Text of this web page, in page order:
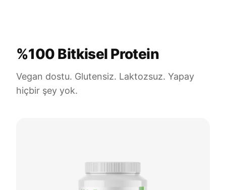
%100 Bitkisel Protein
Vegan dostu. Glutensiz. Laktozsuz. Yapay
hiçbir şey yok.